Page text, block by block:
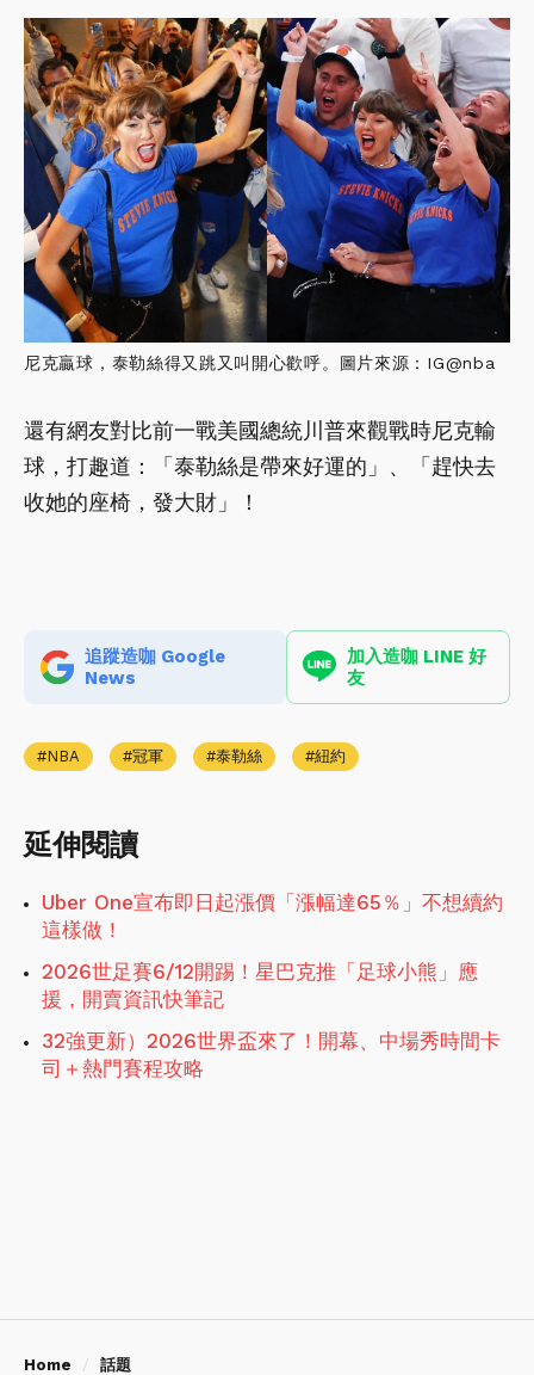
尼克贏球，泰勒絲得又跳又叫開心歡呼。圖片來源：IG@nba
還有網友對比前一戰美國總統川普來觀戰時尼克輸
球，打趣道：「泰勒絲是帶來好運的」、「趕快去
收她的座椅，發大財」！
追蹤造咖 Google
News
加入造咖 LINE 好
友
NBA 冠軍 泰勒絲 紐約
延伸閱讀
Uber One宣布即日起漲價「漲幅達65％」不想續約
這樣做！
2026世足賽6/12開踢！星巴克推「足球小熊」應
援，開賣資訊快筆記
32強更新）2026世界盃來了！開幕、中場秀時間卡
司＋熱門賽程攻略
Home 話題